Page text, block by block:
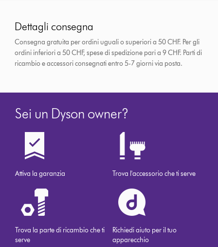
Dettagli consegna
Consegna gratuita per ordini uguali o superiori a 50 CHF. Per gli
ordini inferiori a 50 CHF, spese di spedizione pari a 9 CHF. Parti di
ricambio e accessori consegnati entro 5-7 giorni via posta.
Sei un Dyson owner?
Attiva la garanzia Trova l'accessorio che ti serve
Trova la parte di ricambio che ti
serve
Richiedi aiuto per il tuo
apparecchio